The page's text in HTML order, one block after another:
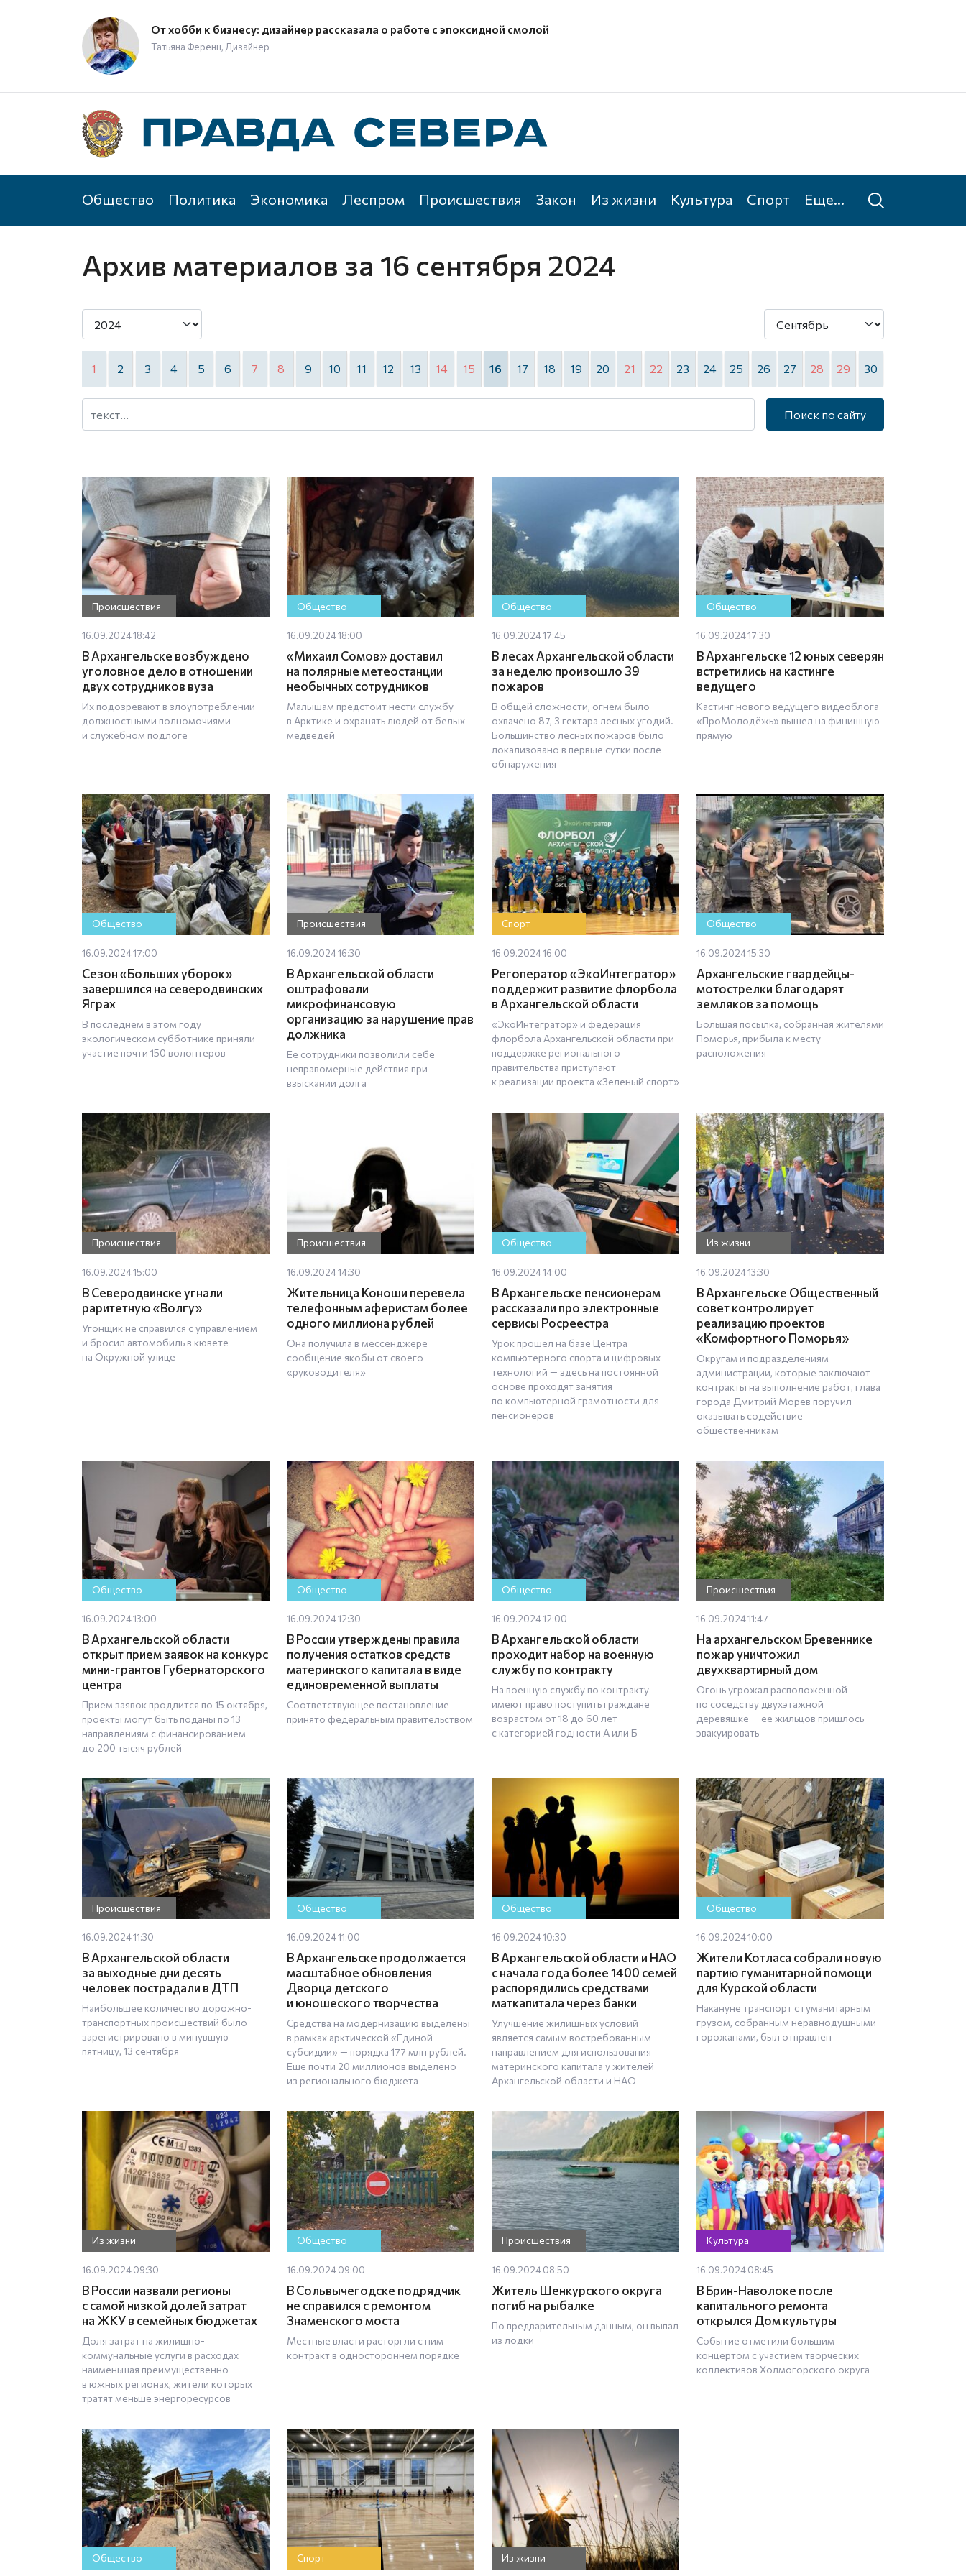
От хобби к бизнесу: дизайнер рассказала о работе с эпоксидной смолой
Татьяна Ференц, Дизайнер
Общество Политика Экономика Леспром Происшествия Закон Из жизни Культура Спорт Еще...
Архив материалов за 16 сентября 2024
1 2 3 4 5 6 7 8 9 10 11 12 13 14 15 16 17 18 19 20 21 22 23 24 25 26 27 28 29 30
Поиск по сайту
Происшествия
16.09.2024 18:42
В Архангельске возбуждено
уголовное дело в отношении
двух сотрудников вуза
Их подозревают в злоупотреблении
должностными полномочиями
и служебном подлоге
Общество
16.09.2024 18:00
«Михаил Сомов» доставил
на полярные метеостанции
необычных сотрудников
Малышам предстоит нести службу
в Арктике и охранять людей от белых
медведей
Общество
16.09.2024 17:45
В лесах Архангельской области
за неделю произошло 39
пожаров
В общей сложности, огнем было
охвачено 87, 3 гектара лесных угодий.
Большинство лесных пожаров было
локализовано в первые сутки после
обнаружения
Общество
16.09.2024 17:30
В Архангельске 12 юных северян
встретились на кастинге
ведущего
Кастинг нового ведущего видеоблога
«ПроМолодёжь» вышел на финишную
прямую
Общество
16.09.2024 17:00
Сезон «Больших уборок»
завершился на северодвинских
Яграх
В последнем в этом году
экологическом субботнике приняли
участие почти 150 волонтеров
Происшествия
16.09.2024 16:30
В Архангельской области
оштрафовали
микрофинансовую
организацию за нарушение прав
должника
Ее сотрудники позволили себе
неправомерные действия при
взыскании долга
Спорт
16.09.2024 16:00
Регоператор «ЭкоИнтегратор»
поддержит развитие флорбола
в Архангельской области
«ЭкоИнтегратор» и федерация
флорбола Архангельской области при
поддержке регионального
правительства приступают
к реализации проекта «Зеленый спорт»
Общество
16.09.2024 15:30
Архангельские гвардейцы-
мотострелки благодарят
земляков за помощь
Большая посылка, собранная жителями
Поморья, прибыла к месту
расположения
Происшествия
16.09.2024 15:00
В Северодвинске угнали
раритетную «Волгу»
Угонщик не справился с управлением
и бросил автомобиль в кювете
на Окружной улице
Происшествия
16.09.2024 14:30
Жительница Коноши перевела
телефонным аферистам более
одного миллиона рублей
Она получила в мессенджере
сообщение якобы от своего
«руководителя»
Общество
16.09.2024 14:00
В Архангельске пенсионерам
рассказали про электронные
сервисы Росреестра
Урок прошел на базе Центра
компьютерного спорта и цифровых
технологий — здесь на постоянной
основе проходят занятия
по компьютерной грамотности для
пенсионеров
Из жизни
16.09.2024 13:30
В Архангельске Общественный
совет контролирует
реализацию проектов
«Комфортного Поморья»
Округам и подразделениям
администрации, которые заключают
контракты на выполнение работ, глава
города Дмитрий Морев поручил
оказывать содействие
общественникам
Общество
16.09.2024 13:00
В Архангельской области
открыт прием заявок на конкурс
мини-грантов Губернаторского
центра
Прием заявок продлится по 15 октября,
проекты могут быть поданы по 13
направлениям с финансированием
до 200 тысяч рублей
Общество
16.09.2024 12:30
В России утверждены правила
получения остатков средств
материнского капитала в виде
единовременной выплаты
Соответствующее постановление
принято федеральным правительством
Общество
16.09.2024 12:00
В Архангельской области
проходит набор на военную
службу по контракту
На военную службу по контракту
имеют право поступить граждане
возрастом от 18 до 60 лет
с категорией годности А или Б
Происшествия
16.09.2024 11:47
На архангельском Бревеннике
пожар уничтожил
двухквартирный дом
Огонь угрожал расположенной
по соседству двухэтажной
деревяшке — ее жильцов пришлось
эвакуировать
Происшествия
16.09.2024 11:30
В Архангельской области
за выходные дни десять
человек пострадали в ДТП
Наибольшее количество дорожно-
транспортных происшествий было
зарегистрировано в минувшую
пятницу, 13 сентября
Общество
16.09.2024 11:00
В Архангельске продолжается
масштабное обновления
Дворца детского
и юношеского творчества
Средства на модернизацию выделены
в рамках арктической «Единой
субсидии» — порядка 177 млн рублей.
Еще почти 20 миллионов выделено
из регионального бюджета
Общество
16.09.2024 10:30
В Архангельской области и НАО
с начала года более 1400 семей
распорядились средствами
маткапитала через банки
Улучшение жилищных условий
является самым востребованным
направлением для использования
материнского капитала у жителей
Архангельской области и НАО
Общество
16.09.2024 10:00
Жители Котласа собрали новую
партию гуманитарной помощи
для Курской области
Накануне транспорт с гуманитарным
грузом, собранным неравнодушными
горожанами, был отправлен
Из жизни
16.09.2024 09:30
В России назвали регионы
с самой низкой долей затрат
на ЖКУ в семейных бюджетах
Доля затрат на жилищно-
коммунальные услуги в расходах
наименьшая преимущественно
в южных регионах, жители которых
тратят меньше энергоресурсов
Общество
16.09.2024 09:00
В Сольвычегодске подрядчик
не справился с ремонтом
Знаменского моста
Местные власти расторгли с ним
контракт в одностороннем порядке
Происшествия
16.09.2024 08:50
Житель Шенкурского округа
погиб на рыбалке
По предварительным данным, он выпал
из лодки
Культура
16.09.2024 08:45
В Брин-Наволоке после
капитального ремонта
открылся Дом культуры
Событие отметили большим
концертом с участием творческих
коллективов Холмогорского округа
Общество Спорт Из жизни